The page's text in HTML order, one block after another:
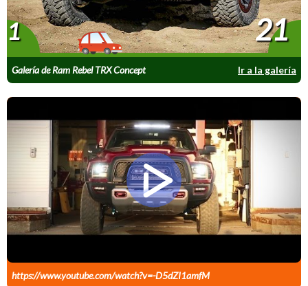
Galería de Ram Rebel TRX Concept Ir a la galería
1 21
https://www.youtube.com/watch?v=-D5dZI1amfM